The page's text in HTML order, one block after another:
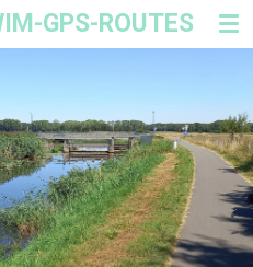
GPS-ROUTES